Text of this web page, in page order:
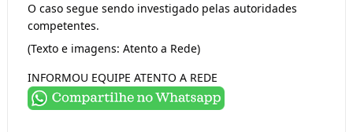
O caso segue sendo investigado pelas autoridades
competentes.
(Texto e imagens: Atento a Rede)
INFORMOU EQUIPE ATENTO A REDE